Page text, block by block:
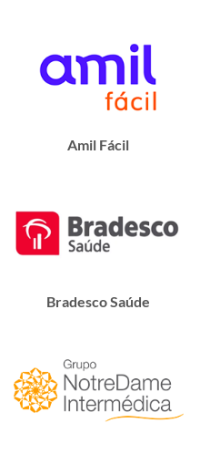
Amil Fácil
Bradesco Saúde